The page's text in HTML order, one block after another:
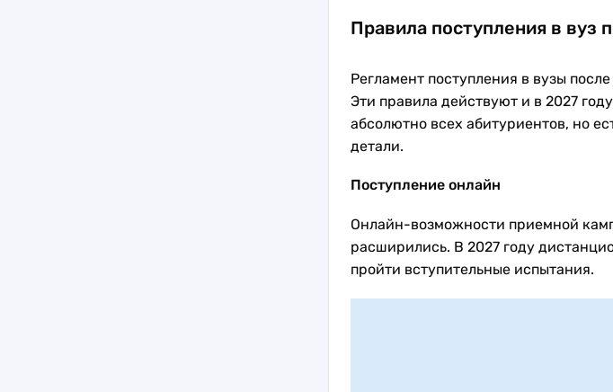
Правила поступления в вуз
Регламент поступления в вузы
Эти правила действуют и в 2027
абсолютно всех абитуриентов, но
детали.
Поступление онлайн
Онлайн-возможности приемной
расширились. В 2027 году
пройти вступительные испытания.